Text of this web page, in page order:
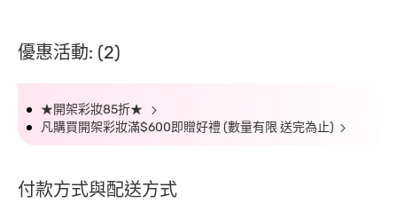
優惠活動: (2)
★開架彩妝85折★
凡購買開架彩妝滿$600即贈好禮 (數量有限 送完為止)
付款方式與配送方式